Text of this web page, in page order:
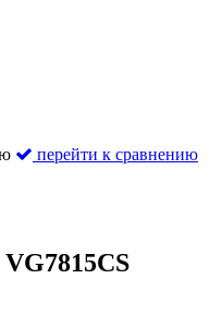
перейти к сравнению